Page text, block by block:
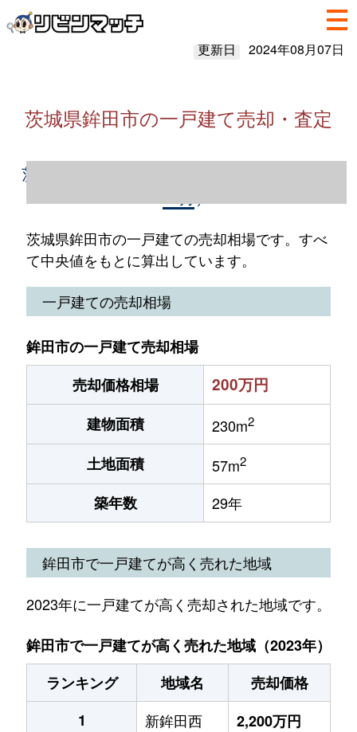
更新日 2024年08月07日
茨城県鉾田市の一戸建て売却・査定
茨城県鉾田市の一戸建て売却情報（2023年1
茨城県鉾田市の一戸建ての売却相場です。すべ
て中央値をもとに算出しています。
一戸建ての売却相場
鉾田市の一戸建て売却相場
売却価格相場
200万円
建物面積 230m2
土地面積 57m2
築年数 29年
鉾田市で一戸建てが高く売れた地域
2023年に一戸建てが高く売却された地域です。
鉾田市で一戸建てが高く売れた地域（2023年）
ランキング
地域名
売却価格
1
新鉾田西
2,200万円